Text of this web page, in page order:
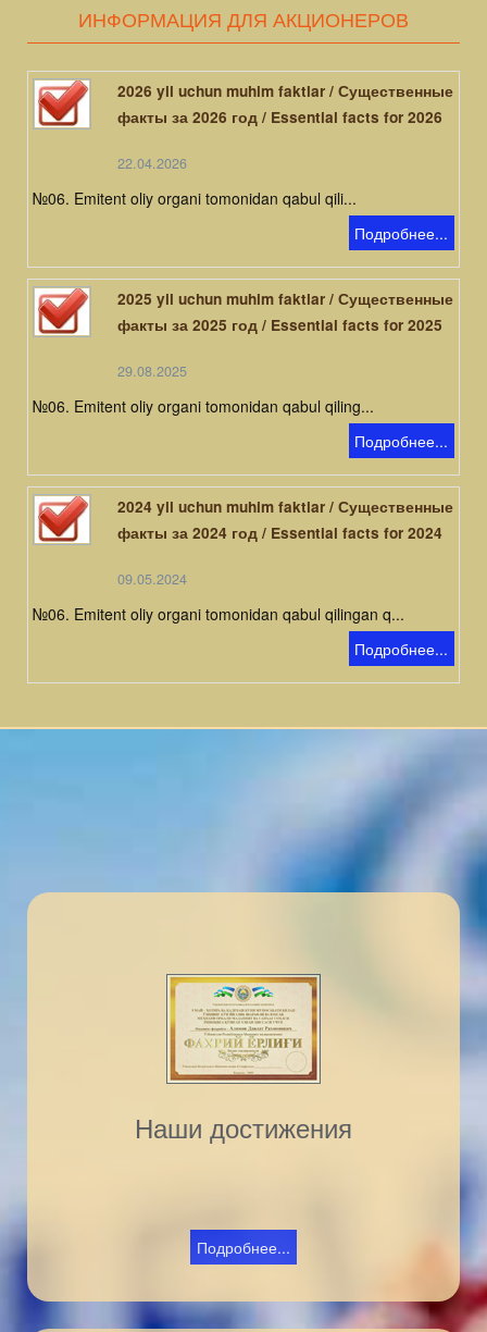
ИНФОРМАЦИЯ ДЛЯ АКЦИОНЕРОВ
2026 yil uchun muhim faktlar / Существенные
факты за 2026 год / Essential facts for 2026
22.04.2026
№06. Emitent oliy organi tomonidan qabul qili...
Подробнее...
2025 yil uchun muhim faktlar / Существенные
факты за 2025 год / Essential facts for 2025
29.08.2025
№06. Emitent oliy organi tomonidan qabul qiling...
Подробнее...
2024 yil uchun muhim faktlar / Существенные
факты за 2024 год / Essential facts for 2024
09.05.2024
№06. Emitent oliy organi tomonidan qabul qilingan q...
Подробнее...
Наши достижения
Подробнее...